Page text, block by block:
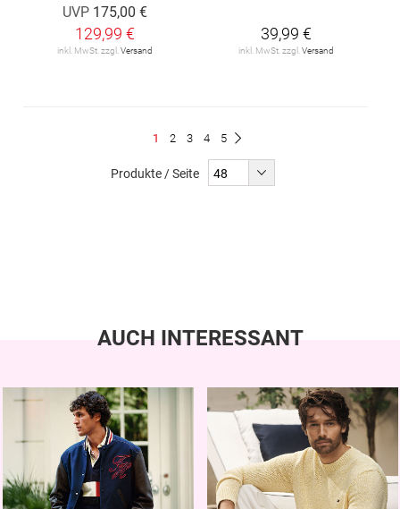
UVP 175,00 €
129,99 €
inkl. MwSt. zzgl. Versand
39,99 €
inkl. MwSt. zzgl. Versand
Du
1 Seite
2 Seite
3 Seite
4 Seite
5
Produkte / Seite
AUCH INTERESSANT